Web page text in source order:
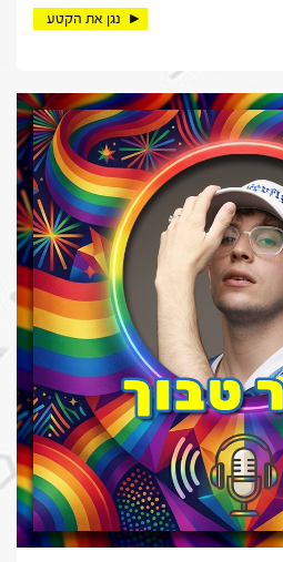
נגן את הקטע